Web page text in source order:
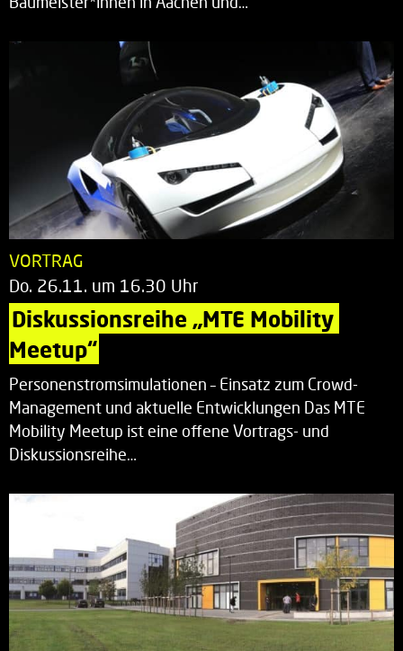
VORTRAG
Do. 26.11. um 16.30 Uhr
Diskussionsreihe „MTE Mobility
Meetup“
Personenstromsimulationen – Einsatz zum Crowd-
Management und aktuelle Entwicklungen Das MTE
Mobility Meetup ist eine offene Vortrags- und
Diskussionsreihe…